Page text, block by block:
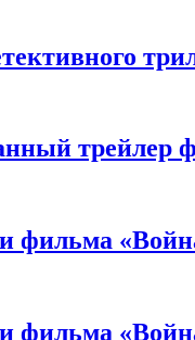
трейлер
фильма
фильма